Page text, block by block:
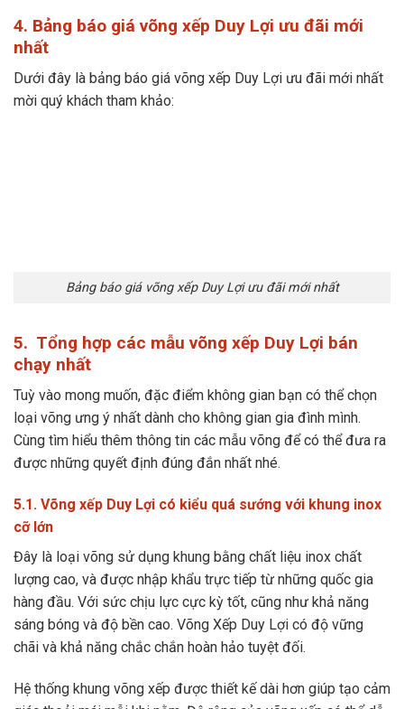
4. Bảng báo giá võng xếp Duy Lợi ưu đãi mới
nhất
Dưới đây là bảng báo giá võng xếp Duy Lợi ưu đãi mới nhất
mời quý khách tham khảo:
Bảng báo giá võng xếp Duy Lợi ưu đãi mới nhất
5. Tổng hợp các mẫu võng xếp Duy Lợi bán
chạy nhất
Tuỳ vào mong muốn, đặc điểm không gian bạn có thể chọn
loại võng ưng ý nhất dành cho không gian gia đình mình.
Cùng tìm hiểu thêm thông tin các mẫu võng để có thể đưa ra
được những quyết định đúng đắn nhất nhé.
5.1. Võng xếp Duy Lợi có kiểu quá sướng với khung inox
cỡ lớn
Đây là loại võng sử dụng khung bằng chất liệu inox chất
lượng cao, và được nhập khẩu trực tiếp từ những quốc gia
hàng đầu. Với sức chịu lực cực kỳ tốt, cũng như khả năng
sáng bóng và độ bền cao. Võng Xếp Duy Lợi có độ vững
chãi và khả năng chắc chắn hoàn hảo tuyệt đối.
Hệ thống khung võng xếp được thiết kế dài hơn giúp tạo cảm